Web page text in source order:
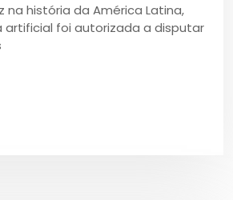
na história da América Latina,
artificial foi autorizada a disputar